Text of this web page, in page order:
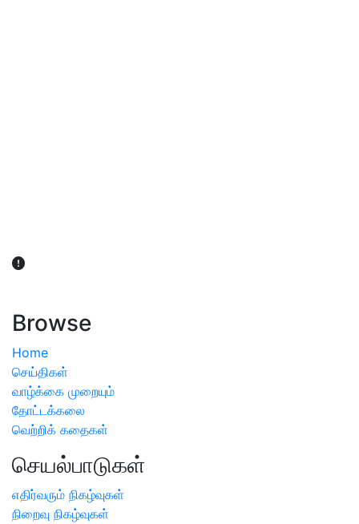
Browse
Home
செய்திகள்
வாழ்க்கை முறையும்
தோட்டக்கலை
வெற்றிக் கதைகள்
செயல்பாடுகள்
எதிர்வரும் நிகழ்வுகள்
நிறைவு நிகழ்வுகள்